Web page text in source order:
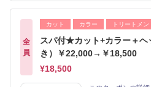
全
員
カット カラー トリートメン
スパ付★カット+カラー＋ヘ
き）￥22,000→￥18,500
¥18,500